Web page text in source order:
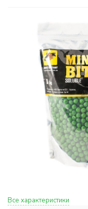
Все характеристики